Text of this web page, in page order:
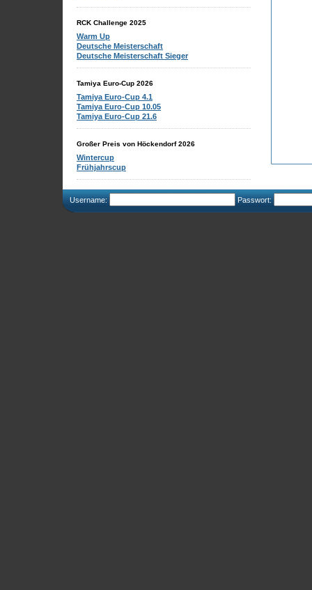
RCK Challenge 2025
Warm Up
Deutsche Meisterschaft
Deutsche Meisterschaft Sieger
Tamiya Euro-Cup 2026
Tamiya Euro-Cup 4.1
Tamiya Euro-Cup 10.05
Tamiya Euro-Cup 21.6
Großer Preis von Höckendorf 2026
Wintercup
Frühjahrscup
Username: Passwort: